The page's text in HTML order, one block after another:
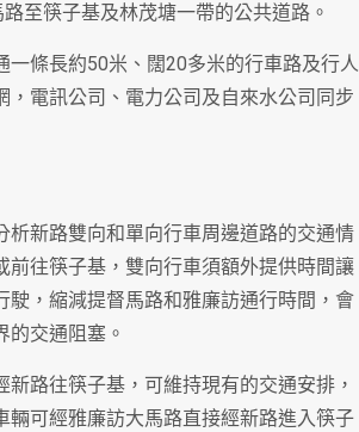
至筷子基及林茂塘一帶的公共道路。
條長約50米、闊20多米的行車路及行人
電訊公司、電力公司及自來水公司同步
新路雙向和單向行車周邊道路的交通情
往筷子基，雙向行車須額外提供時間讓
，縮減提督馬路和雅廉訪通行時間，會
的交通阻塞。
路往筷子基，可維持現有的交通安排，
可經雅廉訪大馬路直接經新路進入筷子